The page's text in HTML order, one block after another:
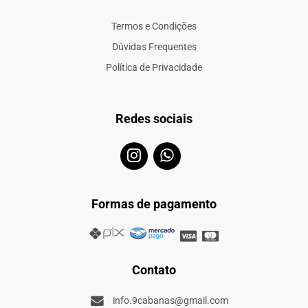
Termos e Condições
Dúvidas Frequentes
Política de Privacidade
Redes sociais
Formas de pagamento
Contato
info.9cabanas@gmail.com